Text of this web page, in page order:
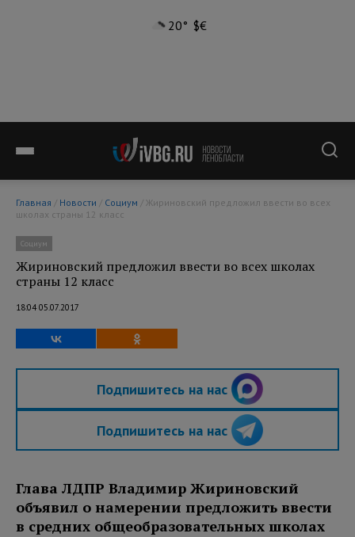
20° $€
Главная / Новости / Социум
школах страны 12 класс
Социум
Жириновский предложил ввести во всех школах
страны 12 класс
18:04 05.07.2017
Подпишитесь на нас
Подпишитесь на нас
Глава ЛДПР Владимир Жириновский
объявил о намерении предложить ввести
в средних общеобразовательных школах